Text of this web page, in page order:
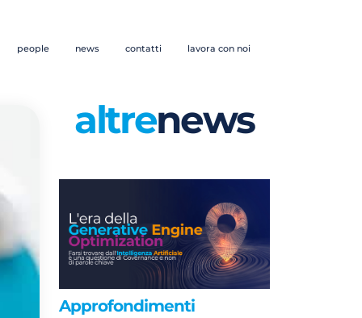
people news contatti lavora con noi
altrenews
Approfondimenti